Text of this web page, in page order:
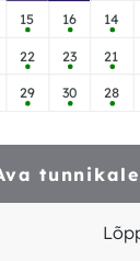
15 16
22 23
29 30
14
21
28